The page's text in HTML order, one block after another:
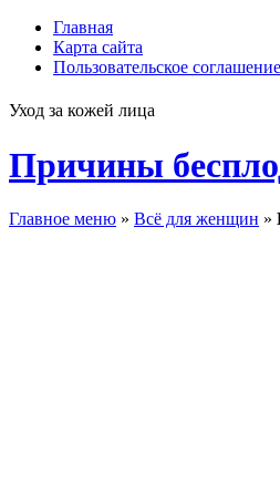
Главная
Карта сайта
Пользовательское соглашение
Уход за кожей лица
Причины
Главное меню » Всё для женщин »